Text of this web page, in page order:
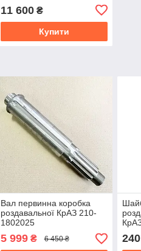
11 600₴
Купити
Вал первинна коробка
роздавальної КрАЗ 210-
1802025
5 999₴ 6 450 ₴ 240